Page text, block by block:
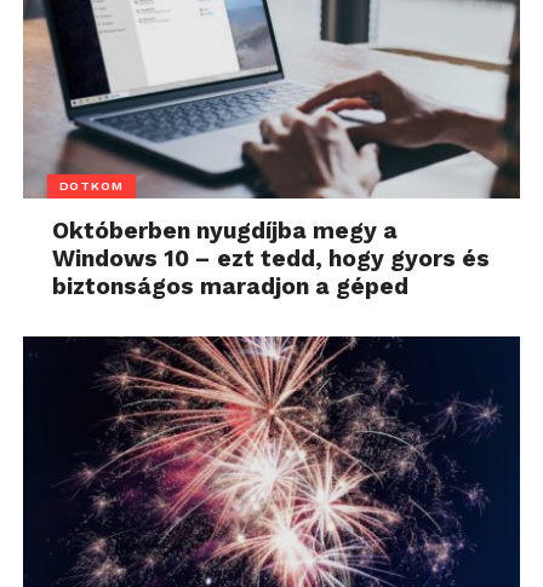
DOTKOM
Októberben nyugdíjba megy a
Windows 10 – ezt tedd, hogy gyors és
biztonságos maradjon a géped